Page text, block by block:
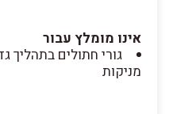
אינו מומלץ עבור
גורי חתולים בתהליך
מניקות